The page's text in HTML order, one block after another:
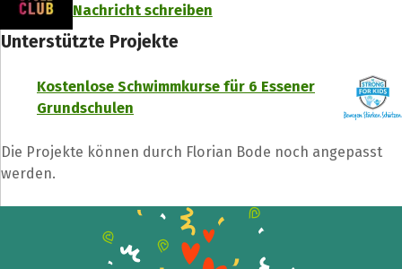
Nachricht schreiben
Unterstützte Projekte
Kostenlose Schwimmkurse für 6 Essener
Grundschulen
Die Projekte können durch Florian Bode noch angepasst
werden.